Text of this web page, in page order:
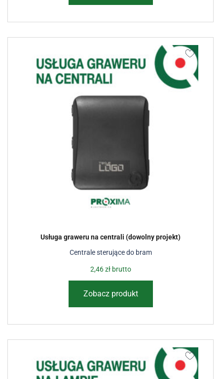
Centrale sterujące do bram
Usługa graweru na centrali (dowolny projekt)
2,46złbrutto
Zobacz produkt